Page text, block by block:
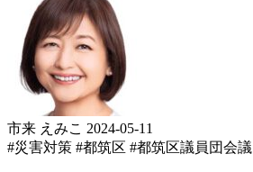
市来 えみこ 2024-05-11
#災害対策 #都筑区 #都筑区議員団会議